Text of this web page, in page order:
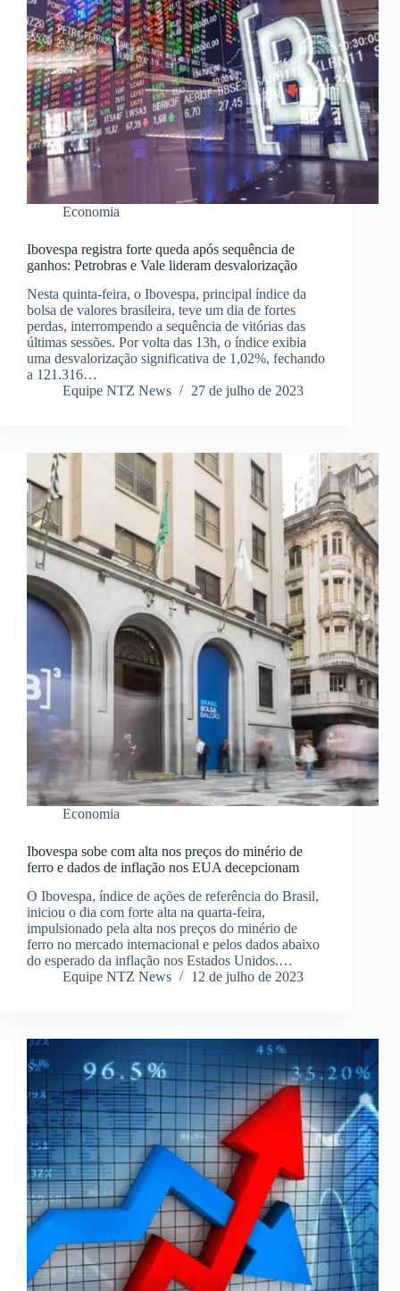
Economia
Ibovespa registra forte queda após sequência de
ganhos: Petrobras e Vale lideram desvalorização
Nesta quinta-feira, o Ibovespa, principal índice da
bolsa de valores brasileira, teve um dia de fortes
perdas, interrompendo a sequência de vitórias das
últimas sessões. Por volta das 13h, o índice exibia
uma desvalorização significativa de 1,02%, fechando
a 121.316…
Equipe NTZ News
27 de julho de 2023
Economia
Ibovespa sobe com alta nos preços do minério de
ferro e dados de inflação nos EUA decepcionam
O Ibovespa, índice de ações de referência do Brasil,
iniciou o dia com forte alta na quarta-feira,
impulsionado pela alta nos preços do minério de
ferro no mercado internacional e pelos dados abaixo
do esperado da inflação nos Estados Unidos.…
Equipe NTZ News
12 de julho de 2023